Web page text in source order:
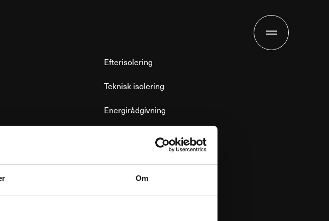
Om
Efterisolering
Teknisk isolering
Energirådgivning